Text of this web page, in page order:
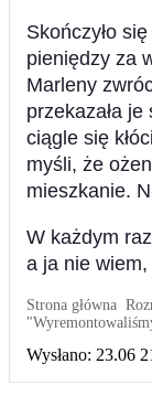
Skończyło
pieniędzy za
Marleny
przekazała
ciągle się
myśli, że
mieszkanie.
W każdym
a ja nie
Strona główna
syn również
Wysłano: 23.06